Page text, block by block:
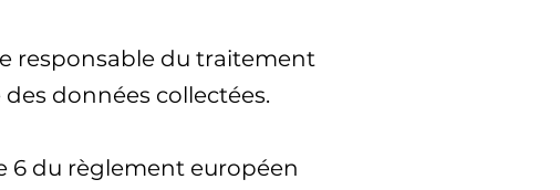
responsable du traitement
données collectées.
6 du règlement européen